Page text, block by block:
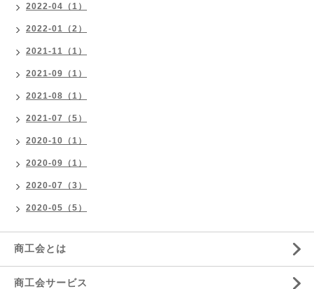
2022-04（1）
2022-01（2）
2021-11（1）
2021-09（1）
2021-08（1）
2021-07（5）
2020-10（1）
2020-09（1）
2020-07（3）
2020-05（5）
商工会とは
商工会サービス